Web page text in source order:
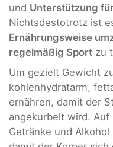
und Unterstützung
Nichtsdestotrotz ist
Ernährungsweise
regelmäßig Sport zu
Um gezielt Gewicht
kohlenhydratarm,
ernähren, damit der
angekurbelt wird.
Getränke und